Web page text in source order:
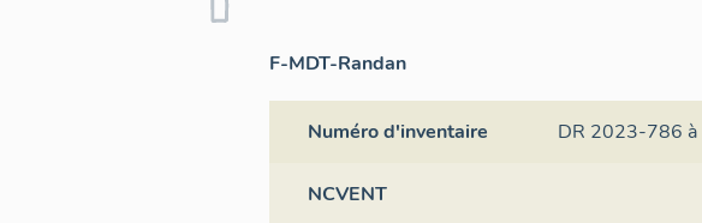
F-MDT-Randan
Numéro d'inventaire DR 2023-786
NCVENT